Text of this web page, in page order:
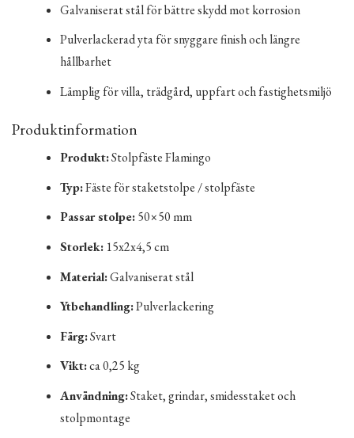
Galvaniserat stål för bättre skydd mot korrosion
Pulverlackerad yta för snyggare finish och längre
hållbarhet
Lämplig för villa, trädgård, uppfart och fastighetsmiljö
Produktinformation
Produkt:Stolpfäste Flamingo
Typ:Fäste för staketstolpe / stolpfäste
Passar stolpe:50×50 mm
Storlek:15x2x4,5 cm
Material:Galvaniserat stål
Ytbehandling:Pulverlackering
Färg:Svart
Vikt:ca 0,25 kg
Användning:Staket, grindar, smidesstaket och
stolpmontage